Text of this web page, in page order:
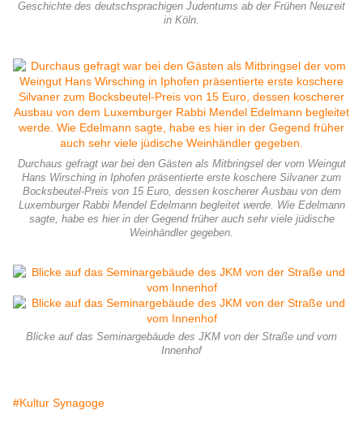
Geschichte des deutschsprachigen Judentums ab der Frühen Neuzeit
in Köln.
Durchaus gefragt war bei den Gästen als Mitbringsel der vom Weingut
Hans Wirsching in Iphofen präsentierte erste koschere Silvaner zum
Bocksbeutel-Preis von 15 Euro, dessen koscherer Ausbau von dem
Luxemburger Rabbi Mendel Edelmann begleitet werde. Wie Edelmann
sagte, habe es hier in der Gegend früher auch sehr viele jüdische
Weinhändler gegeben.
Blicke auf das Seminargebäude des JKM von der Straße und vom
Innenhof
#Kultur Synagoge